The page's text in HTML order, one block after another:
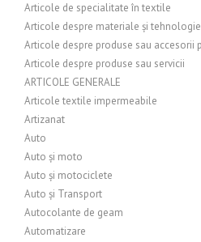
Articole de specialitate în textile
Articole despre materiale și tehnologie
Articole despre produse sau accesorii
Articole despre produse sau servicii
ARTICOLE GENERALE
Articole textile impermeabile
Artizanat
Auto
Auto și moto
Auto și motociclete
Auto și Transport
Autocolante de geam
Automatizare